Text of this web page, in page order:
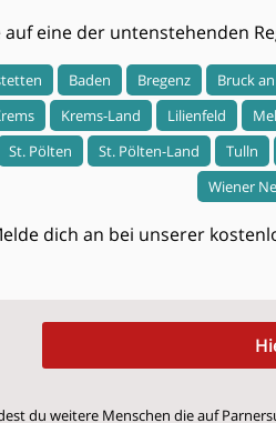
auf eine der untenstehenden
Baden Bregenz Bruck
Krems-Land Lilienfeld
St. Pölten
St. Pölten-Land Tulln
Wiener
dich an bei unserer
du weitere Menschen die auf